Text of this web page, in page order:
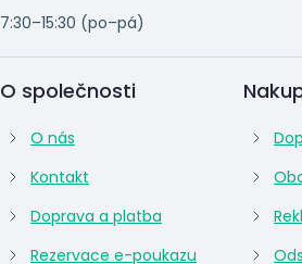
7:30–15:30 (po–pá)
O společnosti
O nás
Kontakt
Doprava a platba
Rezervace e-poukazu